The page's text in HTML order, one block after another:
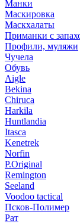
Манки
Маскировка
Маскхалаты
Приманки с
Профили, муляжи
Чучела
Обувь
Aigle
Bekina
Chiruсa
Harkila
Huntlandia
Itasca
Kenetrek
Norfin
P.Original
Remington
Seeland
Voodoo tactical
Псков-Полимер
Рат